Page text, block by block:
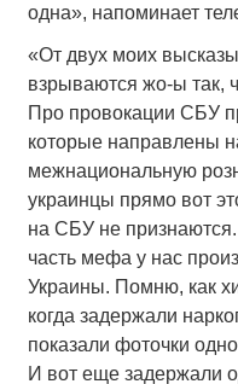
одна», напоминает
«От двух моих
взрываются жо-ы так,
Про провокации СБУ
которые направлены
межнациональную
украинцы прямо вот
на СБУ не признаются.
часть мефа у нас
Украины. Помню, как
когда задержали
показали фоточки
И вот еще задержали